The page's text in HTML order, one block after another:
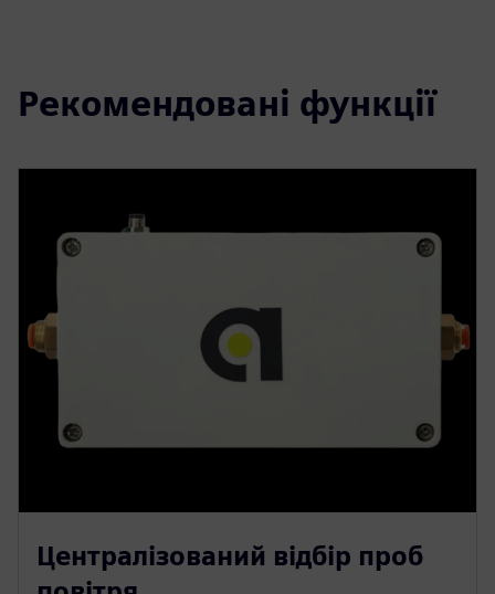
Рекомендовані функції
Централізований відбір проб